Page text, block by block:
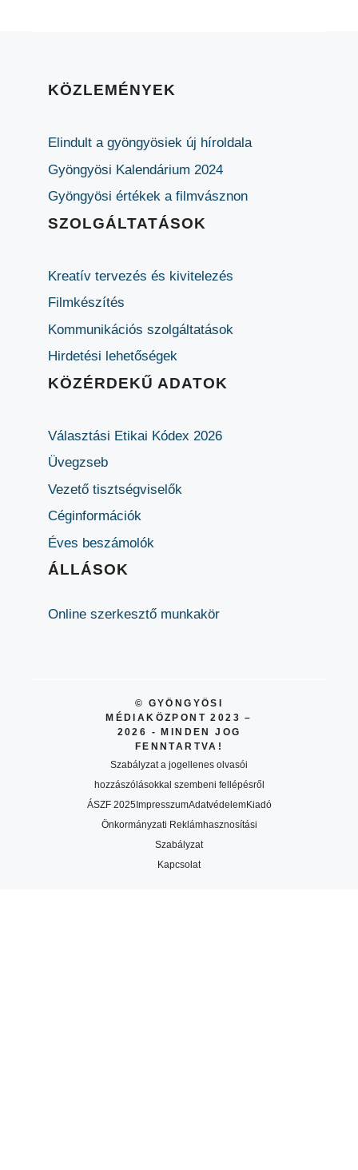
KÖZLEMÉNYEK
Elindult a gyöngyösiek új híroldala
Gyöngyösi Kalendárium 2024
Gyöngyösi értékek a filmvásznon
SZOLGÁLTATÁSOK
Kreatív tervezés és kivitelezés
Filmkészítés
Kommunikációs szolgáltatások
Hirdetési lehetőségek
KÖZÉRDEKŰ ADATOK
Választási Etikai Kódex 2026
Üvegzseb
Vezető tisztségviselők
Céginformációk
Éves beszámolók
ÁLLÁSOK
Online szerkesztő munkakör
© GYÖNGYÖSI
MÉDIAKÖZPONT 2023 –
2026 - MINDEN JOG
FENNTARTVA!
Szabályzat a jogellenes olvasói
hozzászólásokkal szembeni fellépésről
ÁSZF 2025ImpresszumAdatvédelemKiadó
Önkormányzati Reklámhasznosítási
Szabályzat
Kapcsolat